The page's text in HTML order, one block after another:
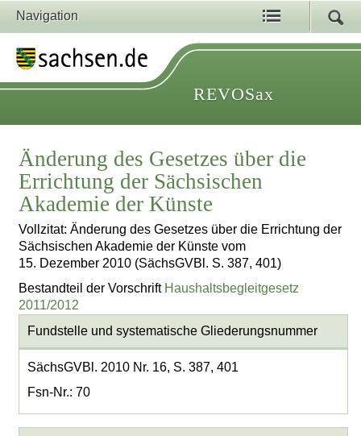
Navigation
REVOSax
Änderung des Gesetzes über die
Errichtung der Sächsischen
Akademie der Künste
Vollzitat: Änderung des Gesetzes über die Errichtung der
Sächsischen Akademie der Künste vom
15. Dezember 2010 (SächsGVBl. S. 387, 401)
Bestandteil der Vorschrift Haushaltsbegleitgesetz
2011/2012
Fundstelle und systematische Gliederungsnummer
SächsGVBl. 2010 Nr. 16, S. 387, 401
Fsn-Nr.: 70